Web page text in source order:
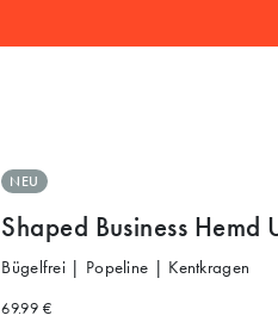
NEU
Shaped Business Hemd
Bügelfrei | Popeline | Kentkragen
69.99 €